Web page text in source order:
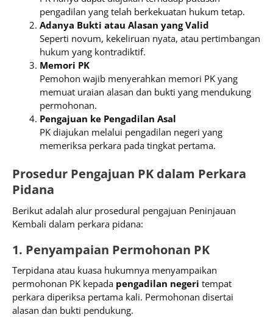
pengadilan yang telah berkekuatan hukum tetap.
Adanya Bukti atau Alasan yang Valid
Seperti novum, kekeliruan nyata, atau pertimbangan
hukum yang kontradiktif.
Memori PK
Pemohon wajib menyerahkan memori PK yang
memuat uraian alasan dan bukti yang mendukung
permohonan.
Pengajuan ke Pengadilan Asal
PK diajukan melalui pengadilan negeri yang
memeriksa perkara pada tingkat pertama.
Prosedur Pengajuan PK dalam Perkara
Pidana
Berikut adalah alur prosedural pengajuan Peninjauan
Kembali dalam perkara pidana:
1. Penyampaian Permohonan PK
Terpidana atau kuasa hukumnya menyampaikan
permohonan PK kepada pengadilan negeri tempat
perkara diperiksa pertama kali. Permohonan disertai
alasan dan bukti pendukung.